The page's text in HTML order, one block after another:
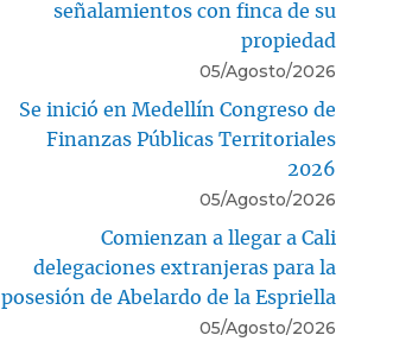
señalamientos con finca de su
propiedad
05/Agosto/2026
Se inició en Medellín Congreso de
Finanzas Públicas Territoriales
2026
05/Agosto/2026
Comienzan a llegar a Cali
delegaciones extranjeras para la
posesión de Abelardo de la Espriella
05/Agosto/2026